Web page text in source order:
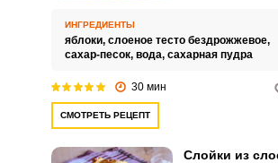
от аппетитного
сочетания
гармонируют с
и золотистым
ИНГРЕДИЕНТЫ
яблоки, слоеное тесто бездрожжевое,
сахар-песок, вода, сахарная пудра
30 мин
СМОТРЕТЬ РЕЦЕПТ
Слойки из